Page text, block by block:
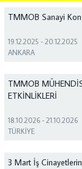
TMMOB Sanayi
19.12.2025 -20.12.2025
ANKARA
TMMOB
ETKİNLİKLERİ
18.10.2026 -21.10.2026
TÜRKİYE
3 Mart İş